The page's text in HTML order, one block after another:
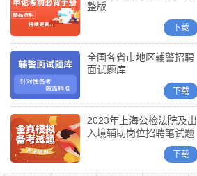
整版
下载
全国各省市地区辅警招聘
面试题库
下载
2023年上海公检法院及出
入境辅助岗位招聘笔试题
下载